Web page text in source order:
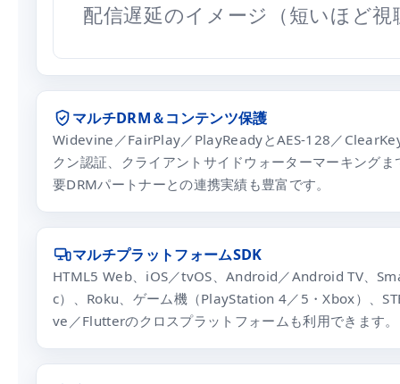
配信遅延のイメージ（短いほど
マルチDRM＆コンテンツ保護
Widevine／FairPlay／PlayReadyとAES-128／
クン認証、クライアントサイドウォーターマーキン
要DRMパートナーとの連携実績も豊富です。
マルチプラットフォームSDK
HTML5 Web、iOS／tvOS、Android／Android TV、
c）、Roku、ゲーム機（PlayStation 4／5・Xbox）、
ve／Flutterのクロスプラットフォームも利用できます。